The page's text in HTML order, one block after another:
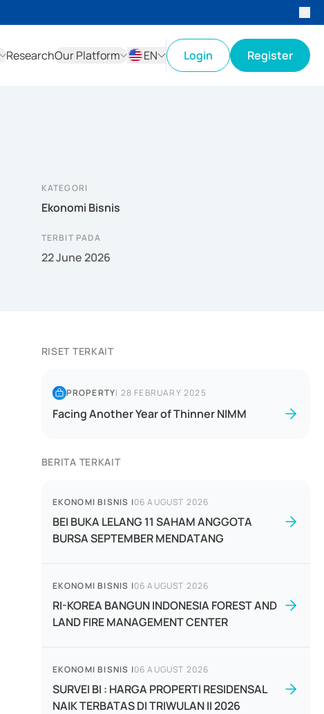
ResearchOur Platform
EN
Login Register
KATEGORI
Ekonomi Bisnis
TERBIT PADA
22 June 2026
RISET TERKAIT
PROPERTY| 28 FEBRUARY 2025
Facing Another Year of Thinner NIMM
BERITA TERKAIT
EKONOMI BISNIS |06 AUGUST 2026
BEI BUKA LELANG 11 SAHAM ANGGOTA
BURSA SEPTEMBER MENDATANG
EKONOMI BISNIS |06 AUGUST 2026
RI-KOREA BANGUN INDONESIA FOREST AND
LAND FIRE MANAGEMENT CENTER
EKONOMI BISNIS |06 AUGUST 2026
SURVEI BI : HARGA PROPERTI RESIDENSAL
NAIK TERBATAS DI TRIWULAN II 2026